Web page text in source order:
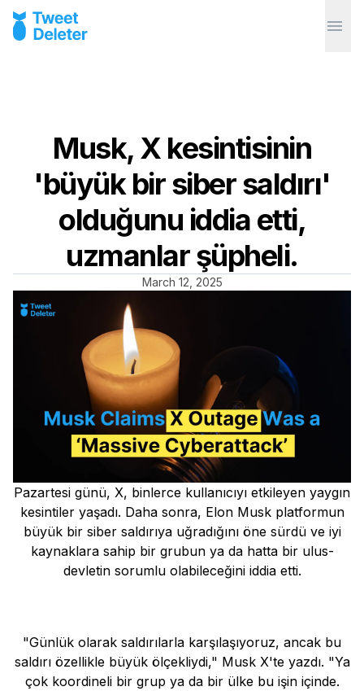
Musk, X kesintisinin
'büyük bir siber saldırı'
olduğunu iddia etti,
uzmanlar şüpheli.
March 12, 2025
Pazartesi günü, X, binlerce kullanıcıyı etkileyen yaygın
kesintiler yaşadı. Daha sonra, Elon Musk platformun
büyük bir siber saldırıya uğradığını öne sürdü ve iyi
kaynaklara sahip bir grubun ya da hatta bir ulus-
devletin sorumlu olabileceğini iddia etti.
"Günlük olarak saldırılarla karşılaşıyoruz, ancak bu
saldırı özellikle büyük ölçekliydi," Musk X'te yazdı. "Ya
çok koordineli bir grup ya da bir ülke bu işin içinde.